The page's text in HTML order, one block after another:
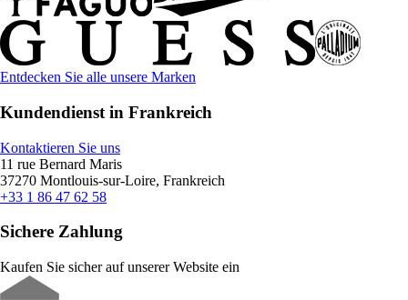
Entdecken Sie alle unsere Marken
Kundendienst in Frankreich
Kontaktieren Sie uns
11 rue Bernard Maris
37270 Montlouis-sur-Loire, Frankreich
+33 1 86 47 62 58
Sichere Zahlung
Kaufen Sie sicher auf unserer Website ein